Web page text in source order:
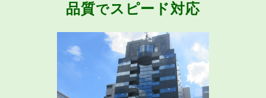
品質でスピード対応